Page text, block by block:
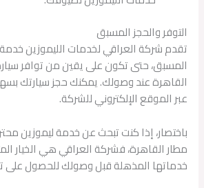
التوفر والحجز المسبق
تقدم شركة العراقي لخدمات الليموزين خدمة
المسبق، حتى تكون على يقين من توافر
القاهرة عند وصولك. يمكنك حجز سيارتك
عبر الموقع الإلكتروني للشركة.
باختصار، إذا كنت تبحث عن خدمة ليموزين
مطار القاهرة، فشركة العراقي هي الخيار
خدماتها المذهلة قبل وصولك للحصول على